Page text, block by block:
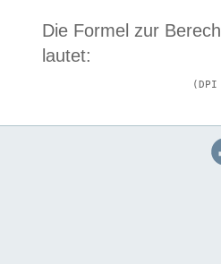
Die Formel zur
lautet: